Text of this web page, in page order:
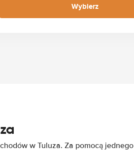
Wybierz
w Tuluza. Za pomocą jednego